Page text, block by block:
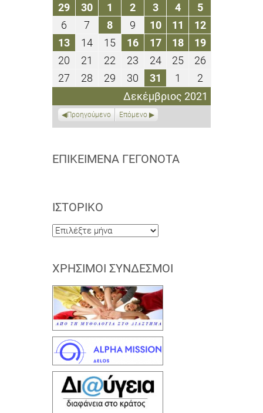
Δεκέμβριος 2021
2929
Νοεμβρίου
2021
3030
Νοεμβρίου
2021
1
Δεκεμβρίου
2021
22
Δεκεμβρίου
2021
33
Δεκεμβρίου
2021
44
Δεκεμβρίου
2021
55
Δεκεμβρίου
2021
6
Δεκεμβρίου
2021
7
Δεκεμβρίου
2021
88
Δεκεμβρίου
2021
9
Δεκεμβρίου
2021
1010
Δεκεμβρίου
2021
11
Δεκεμβρίου
2021
1212
2021
1313
Δεκεμβρίου
2021
1414
Δεκεμβρίου
2021
1515
Δεκεμβρίου
2021
1616
Δεκεμβρίου
2021
1717
Δεκεμβρίου
2021
1818
Δεκεμβρίου
2021
1919
2021
20
Δεκεμβρίου
2021
21
Δεκεμβρίου
2021
22
Δεκεμβρίου
2021
23
Δεκεμβρίου
2021
2424
Δεκεμβρίου
2021
2525
Δεκεμβρίου
2021
2626
2021
27
Δεκεμβρίου
28
Δεκεμβρίου
29
Δεκεμβρίου
2021
30
Δεκεμβρίου
2021
31
Δεκεμβρίου
2021
1
Ιανουαρίου
2022
22
Ιανουαρίου
2022
Προηγούμενο Επόμενο
ΕΠΙΚΕΊΜΕΝΑ ΓΕΓΟΝΌΤΑ
ΙΣΤΟΡΙΚΌ
Ιστορικό
ΧΡΉΣΙΜΟΙ ΣΎΝΔΕΣΜΟΙ